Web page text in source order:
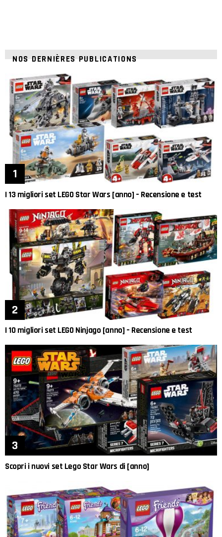
NOS DERNIÈRES PUBLICATIONS
I 13 migliori set LEGO Star Wars [anno] – Recensione e test
I 10 migliori set LEGO Ninjago [anno] – Recensione e test
Scopri i nuovi set Lego Star Wars di [anno]